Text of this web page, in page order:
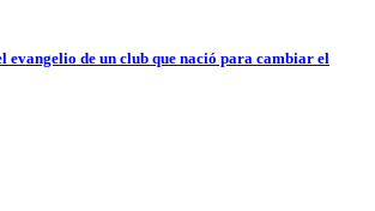
evangelio de un club que nació para cambiar el